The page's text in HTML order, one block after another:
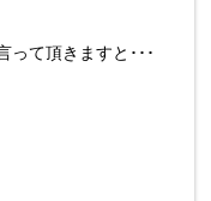
って頂きますと･･･